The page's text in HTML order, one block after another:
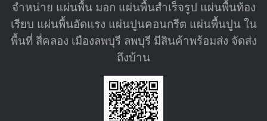
จำหน่าย แผ่นพื้น มอก แผ่นพื้นสำเร็จรูป แผ่นพื้นท้อง
เรียบ แผ่นพื้นอัดแรง แผ่นปูนคอนกรีต แผ่นพื้นปูน ใน
พื้นที่ สี่คลอง เมืองลพบุรี ลพบุรี มีสินค้าพร้อมส่ง จัดส่ง
ถึงบ้าน